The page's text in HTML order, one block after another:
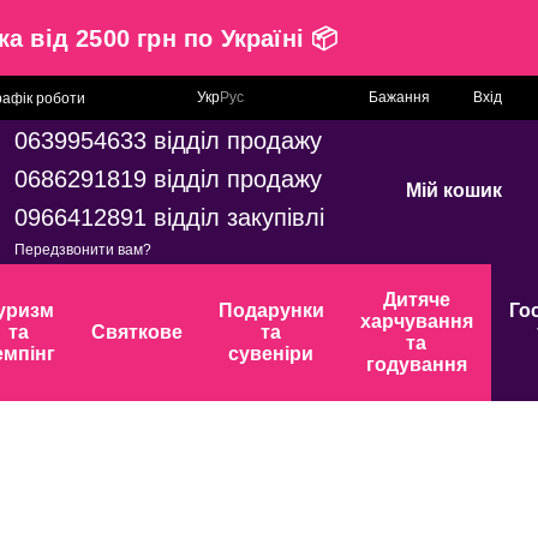
від 2500 грн по Україні 📦
роботи УкрРус Бажання Вхід
0639954633 відділ продажу
0686291819 відділ продажу
0966412891 відділ закупівлі
Передзвонити вам?
Мій кошик
та
Святкове
Подарунки
та
сувеніри
Дитяче
харчування
та
годування